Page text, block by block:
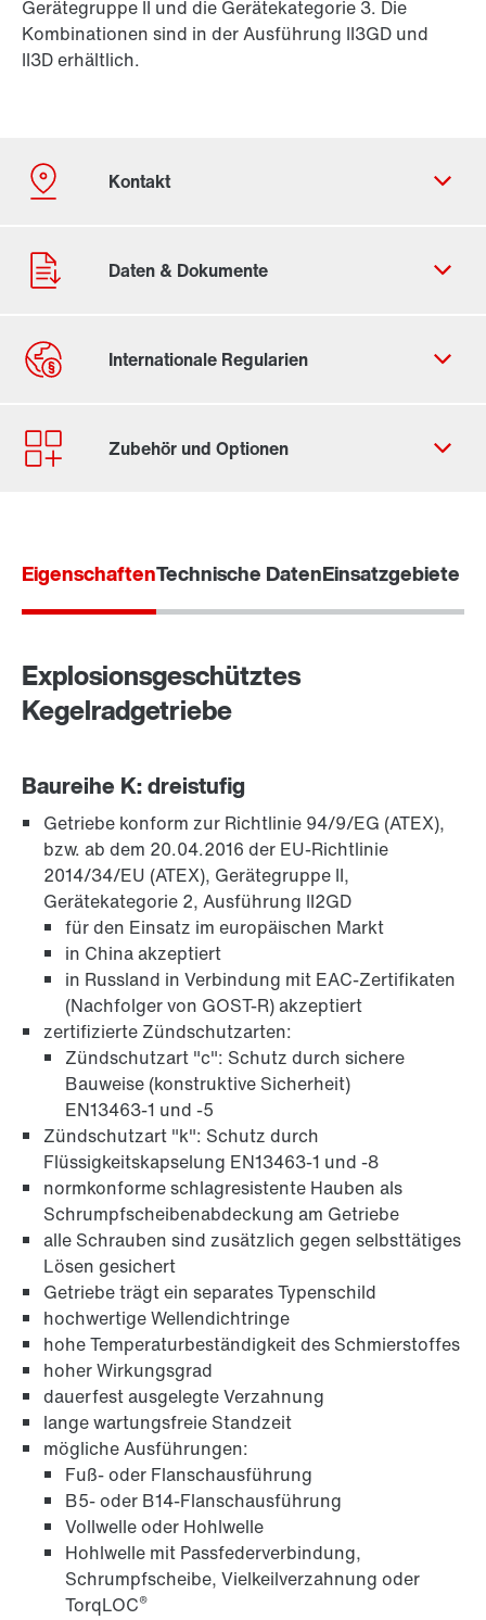
Gerätegruppe II und die Gerätekategorie 3. Die
Kombinationen sind in der Ausführung II3GD und
II3D erhältlich.
Kontaktformular
Standorte/Kontakt weltweit
TorqLOC®-Klemmverbindung
Adapter
Langzeit-Gewährleistung
EigenschaftenTechnische DatenEinsatzgebiete
Explosionsgeschütztes
Kegelradgetriebe
Baureihe K: dreistufig
Getriebe konform zur Richtlinie 94/9/EG (ATEX),
bzw. ab dem 20.04.2016 der EU-Richtlinie
2014/34/EU (ATEX), Gerätegruppe II,
Gerätekategorie 2, Ausführung II2GD
für den Einsatz im europäischen Markt
in China akzeptiert
in Russland in Verbindung mit EAC-Zertifikaten
(Nachfolger von GOST-R) akzeptiert
zertifizierte Zündschutzarten:
Zündschutzart "c": Schutz durch sichere
Bauweise (konstruktive Sicherheit)
EN13463-1 und -5
Zündschutzart "k": Schutz durch
Flüssigkeitskapselung EN13463-1 und -8
normkonforme schlagresistente Hauben als
Schrumpfscheibenabdeckung am Getriebe
alle Schrauben sind zusätzlich gegen selbsttätiges
Lösen gesichert
Getriebe trägt ein separates Typenschild
hochwertige Wellendichtringe
hohe Temperaturbeständigkeit des Schmierstoffes
hoher Wirkungsgrad
dauerfest ausgelegte Verzahnung
lange wartungsfreie Standzeit
mögliche Ausführungen:
Fuß- oder Flanschausführung
B5- oder B14-Flanschausführung
Vollwelle oder Hohlwelle
Hohlwelle mit Passfederverbindung,
Schrumpfscheibe, Vielkeilverzahnung oder
TorqLOC®